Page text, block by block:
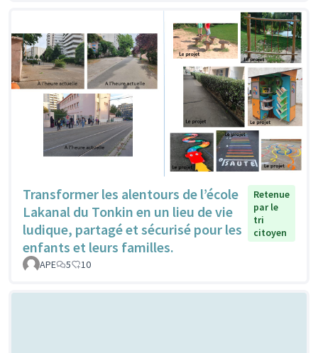
Transformer les alentours de l’école
Lakanal du Tonkin en un lieu de vie
ludique, partagé et sécurisé pour les
enfants et leurs familles.
Retenue
par le
tri
citoyen
APE 5 10